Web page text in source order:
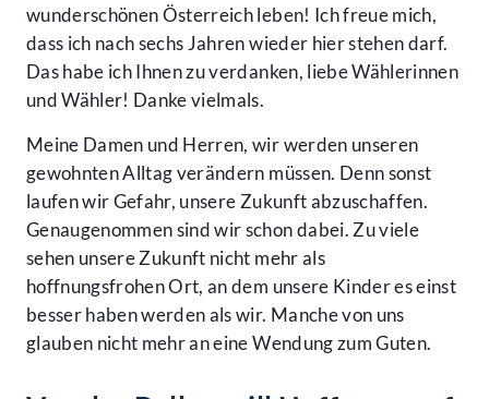
wunderschönen Österreich leben! Ich freue mich,
dass ich nach sechs Jahren wieder hier stehen darf.
Das habe ich Ihnen zu verdanken, liebe Wählerinnen
und Wähler! Danke vielmals.
Meine Damen und Herren, wir werden unseren
gewohnten Alltag verändern müssen. Denn sonst
laufen wir Gefahr, unsere Zukunft abzuschaffen.
Genaugenommen sind wir schon dabei. Zu viele
sehen unsere Zukunft nicht mehr als
hoffnungsfrohen Ort, an dem unsere Kinder es einst
besser haben werden als wir. Manche von uns
glauben nicht mehr an eine Wendung zum Guten.